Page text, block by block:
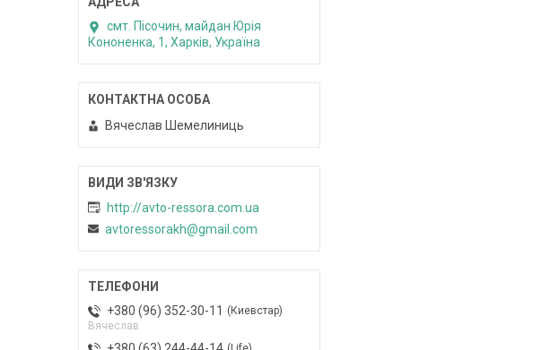
смт. Пісочин, майдан Юрія
Кононенка, 1, Харків, Україна
Вячеслав Шемелиниць
http://avto-ressora.com.ua
avtoressorakh@gmail.com
+380 (96) 352-30-11
Киевстар
Вячеслав